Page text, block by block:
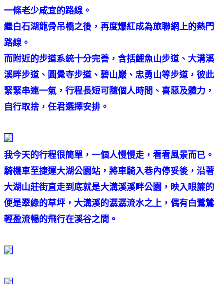
一條老少咸宜的路線。
繼白石湖龍骨吊橋之後，再度爆紅成為旅聯網上的熱門
路線。
而附近的步道系統十分完善，含括鯉魚山步道、大溝溪
溪畔步道、圓覺寺步道、碧山巖、忠勇山等步道，彼此
緊緊串連一氣，行程長短可隨個人時間、喜惡及體力，
自行取捨，任君選擇安排。
我今天的行程很簡單，一個人慢慢走，看看風景而已。
騎機車至捷運大湖公園站，將車騎入巷內停妥後，沿著
大湖山莊街直走到底就是大溝溪溪畔公園，映入眼簾的
便是翠綠的草坪，大溝溪的潺潺流水之上，偶有白鷺鷥
輕盈流暢的飛行在溪谷之間。